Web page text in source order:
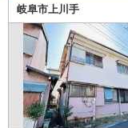
岐阜市上川手